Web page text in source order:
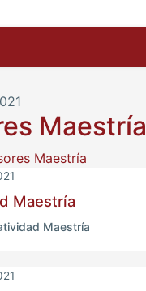
Maestría
Maestría
Maestría
Maestría